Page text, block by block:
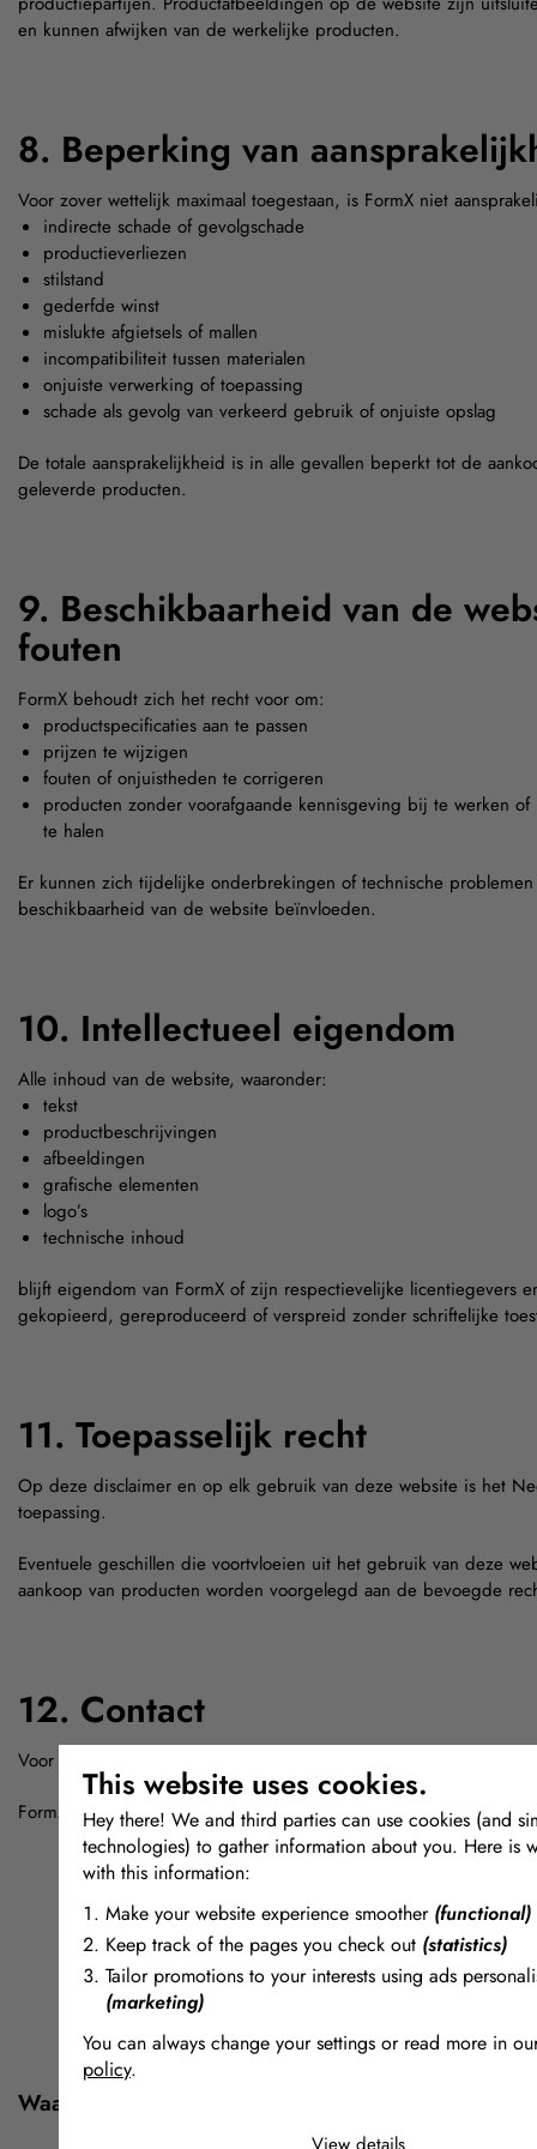
This website uses cookies.
Hey there! We and third parties can use cookies (and
technologies) to gather information about you. Here is
with this information:
Make your website experience smoother (functional)
Keep track of the pages you check out (statistics)
Tailor promotions to your interests using ads
(marketing)
You can always change your settings or read more in
policy.
en kunnen afwijken van de werkelijke producten.
8. Beperking van
Voor zover wettelijk maximaal toegestaan, is FormX niet
indirecte schade of gevolgschade
productieverliezen
stilstand
gederfde winst
mislukte afgietsels of mallen
incompatibiliteit tussen materialen
onjuiste verwerking of toepassing
schade als gevolg van verkeerd gebruik of onjuiste opslag
De totale aansprakelijkheid is in alle gevallen beperkt tot de
geleverde producten.
9. Beschikbaarheid van de
fouten
FormX behoudt zich het recht voor om:
productspecificaties aan te passen
prijzen te wijzigen
fouten of onjuistheden te corrigeren
producten zonder voorafgaande kennisgeving bij te werken of
te halen
Er kunnen zich tijdelijke onderbrekingen of technische
beschikbaarheid van de website beïnvloeden.
10. Intellectueel eigendom
Alle inhoud van de website, waaronder:
tekst
productbeschrijvingen
afbeeldingen
grafische elementen
logo’s
technische inhoud
blijft eigendom van FormX of zijn respectievelijke licentiegevers
gekopieerd, gereproduceerd of verspreid zonder schriftelijke
11. Toepasselijk recht
Op deze disclaimer en op elk gebruik van deze website is het
toepassing.
Eventuele geschillen die voortvloeien uit het gebruik van deze
aankoop van producten worden voorgelegd aan de bevoegde
12. Contact
Voor vragen over deze disclaimer kun je contact opnemen met:
FormX
www.formx.euE-mail:info@formx.nl
Waarom kopen bij FormX?